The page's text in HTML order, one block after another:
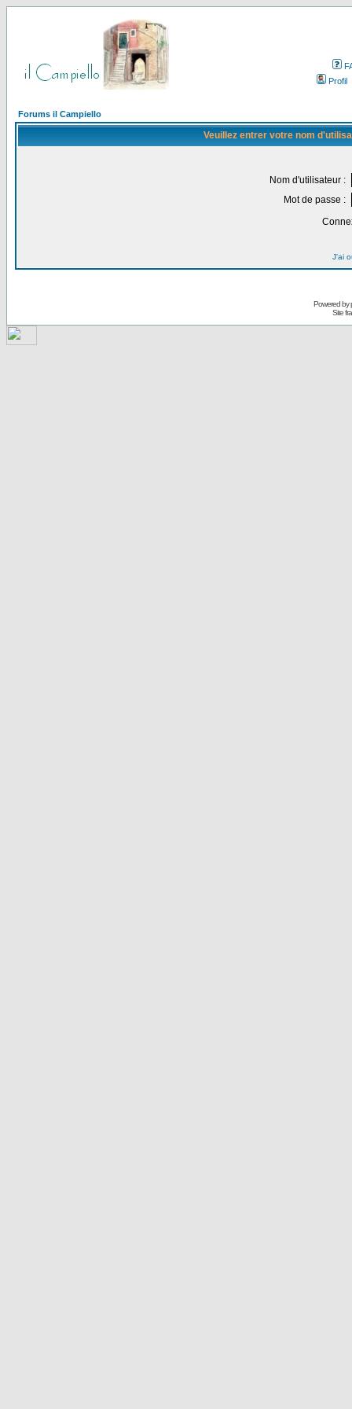
Profil
Forums il Campiello
Veuillez entrer votre nom
Nom d'utilisateur :
Mot de passe :
J'ai
Powered by
Site